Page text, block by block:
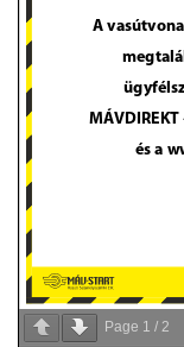
Page 1 / 2